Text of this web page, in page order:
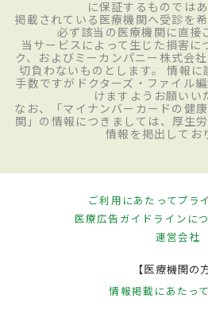
に保証するものではあ
掲載されている医療機関へ受診を
必ず該当の医療機関に直接
当サービスによって生じた損害に
ク、およびミーカンパニー株式会
切負わないものとします。 情報
手数ですがドクターズ・ファイル
けますようお願いい
なお、「マイナンバーカードの健
関」の情報につきましては、厚生
情報を掲出してお
ご利用にあたってプラ
医療広告ガイドラインに
運営会社
【医療機関の
情報掲載にあたって